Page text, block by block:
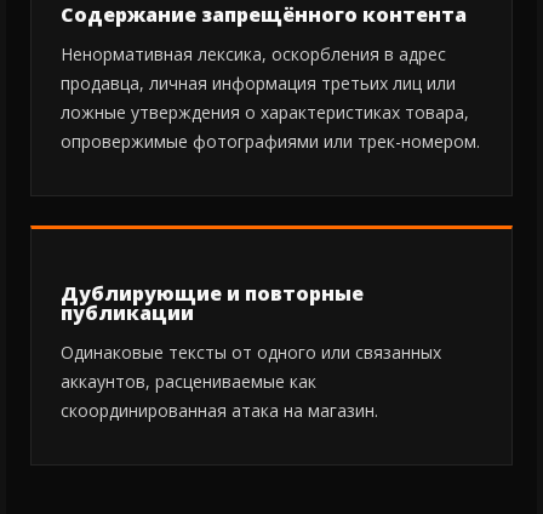
Содержание запрещённого контента
Ненормативная лексика, оскорбления в адрес
продавца, личная информация третьих лиц или
ложные утверждения о характеристиках товара,
опровержимые фотографиями или трек-номером.
Дублирующие и повторные
публикации
Одинаковые тексты от одного или связанных
аккаунтов, расцениваемые как
скоординированная атака на магазин.